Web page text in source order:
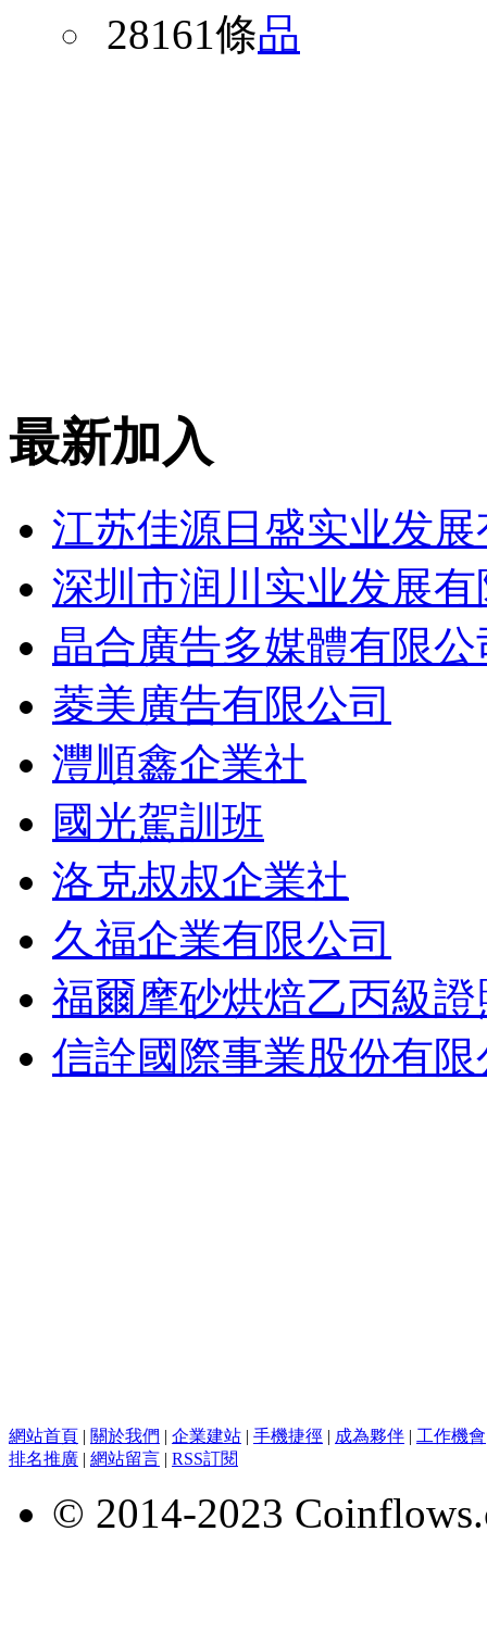
28161條品
最新加入
江苏佳源日盛实业发
深圳市润川实业发展
晶合廣告多媒體有限公
菱美廣告有限公司
灃順鑫企業社
國光駕訓班
洛克叔叔企業社
久福企業有限公司
福爾摩砂烘焙乙丙級
信詮國際事業股份有限
網站首頁 | 關於我們 | 企業建站 | 手機捷徑 | 成為夥伴 | 工作機會
排名推廣 | 網站留言 | RSS訂閱
© 2014-2023